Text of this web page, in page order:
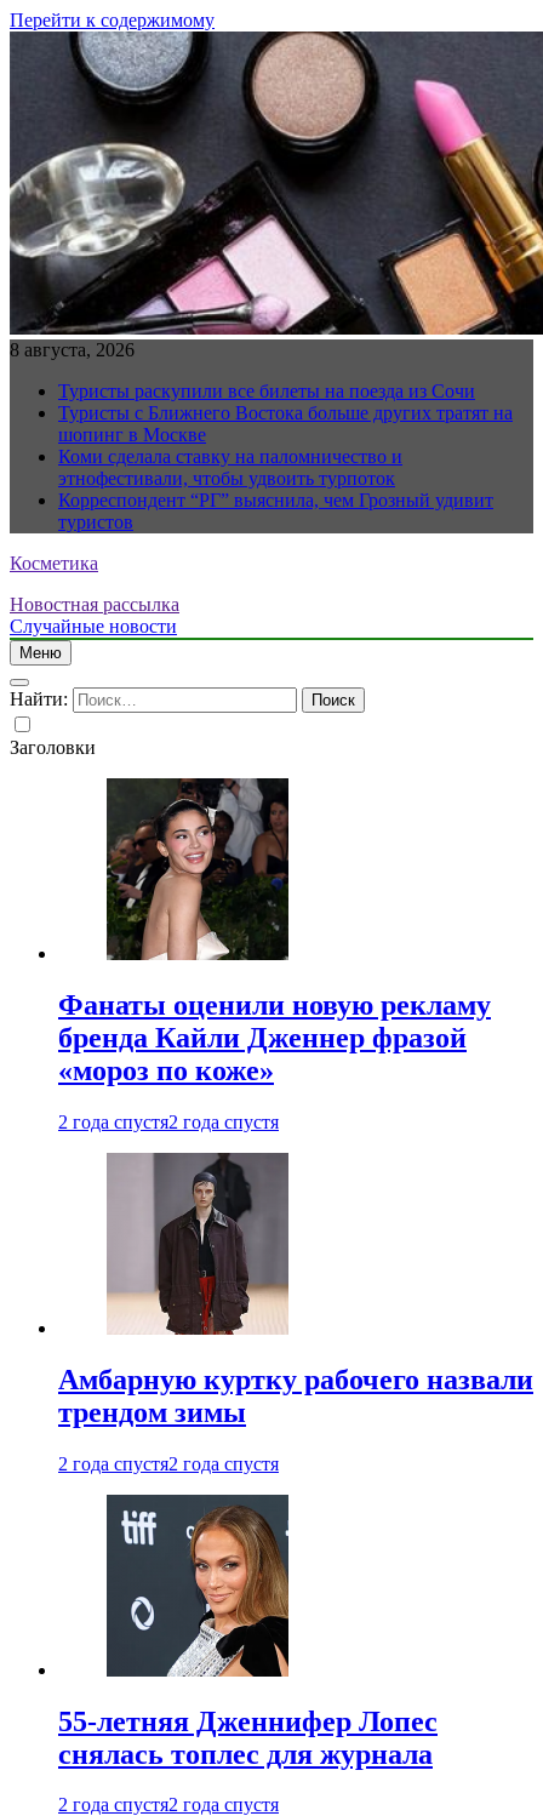
Перейти к содержимому
8 августа, 2026
Туристы раскупили все билеты на поезда из Сочи
Туристы с Ближнего Востока больше других тратят на
шопинг в Москве
Коми сделала ставку на паломничество и
этнофестивали, чтобы удвоить турпоток
Корреспондент “РГ” выяснила, чем Грозный удивит
туристов
Косметика
Новостная рассылка
Случайные новости
Меню
Найти:
Заголовки
Фанаты оценили новую рекламу
бренда Кайли Дженнер фразой
«мороз по коже»
2 года спустя2 года спустя
Амбарную куртку рабочего назвали
трендом зимы
2 года спустя2 года спустя
55-летняя Дженнифер Лопес
снялась топлес для журнала
2 года спустя2 года спустя